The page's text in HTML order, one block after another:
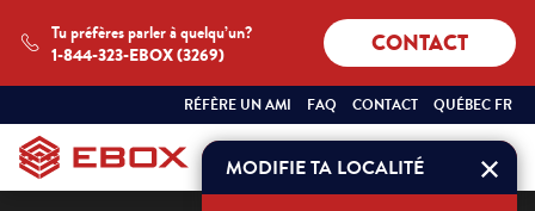
Tu préfères parler à quelqu’un?
1-844-323-EBOX (3269)
CONTACT
RÉFÈRE UN AMI FAQ CONTACT
SÉLECTIONNEZ
VOTRE
PROVINCE
LANGUE
QUÉBEC
FRANÇAIS
QUÉBEC FR
MODIFIE TA LOCALITÉ Commander